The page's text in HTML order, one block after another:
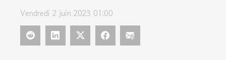
Vendredi 2 juin 2023 01:00